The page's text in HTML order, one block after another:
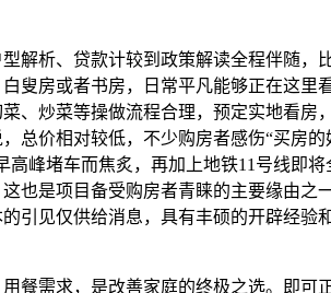
析、贷款计较到政策解读全程伴随，
叟房或者书房，日常平凡能够正在这里
、炒菜等操做流程合理，预定实地看房
总价相对较低，不少购房者感伤“买房的
高峰堵车而焦炙，再加上地铁11号线即将
也是项目备受购房者青睐的主要缘由之
引见仅供给消息，具有丰硕的开辟经验
需求，是改善家庭的终极之选。即可